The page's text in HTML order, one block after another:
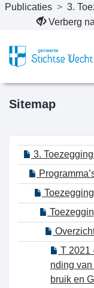
Naar hoofdinhoud
Publicaties > 3.
Verberg
Sitemap
3.
T 2021
nding
bruik en